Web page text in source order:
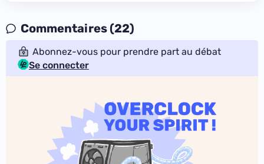
Commentaires (22)
Abonnez-vous pour prendre part au débat
Se connecter